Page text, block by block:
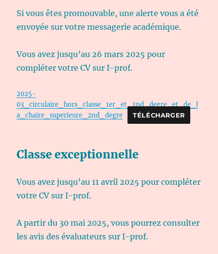
Si vous êtes promouvable, une alerte vous a été
envoyée sur votre messagerie académique.
Vous avez jusqu’au 26 mars 2025 pour
compléter votre CV sur I-prof.
2025-
03_circulaire_hors_classe_1er_et_2nd_degre_et_de_l
a_chaire_superieure_2nd_degre
TÉLÉCHARGER
Classe exceptionnelle
Vous avez jusqu’au 11 avril 2025 pour compléter
votre CV sur I-prof.
A partir du 30 mai 2025, vous pourrez consulter
les avis des évaluateurs sur I-prof.